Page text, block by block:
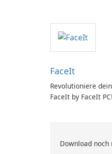
FaceIt
Revolutioniere
FaceIt by FaceIt PC!
Download